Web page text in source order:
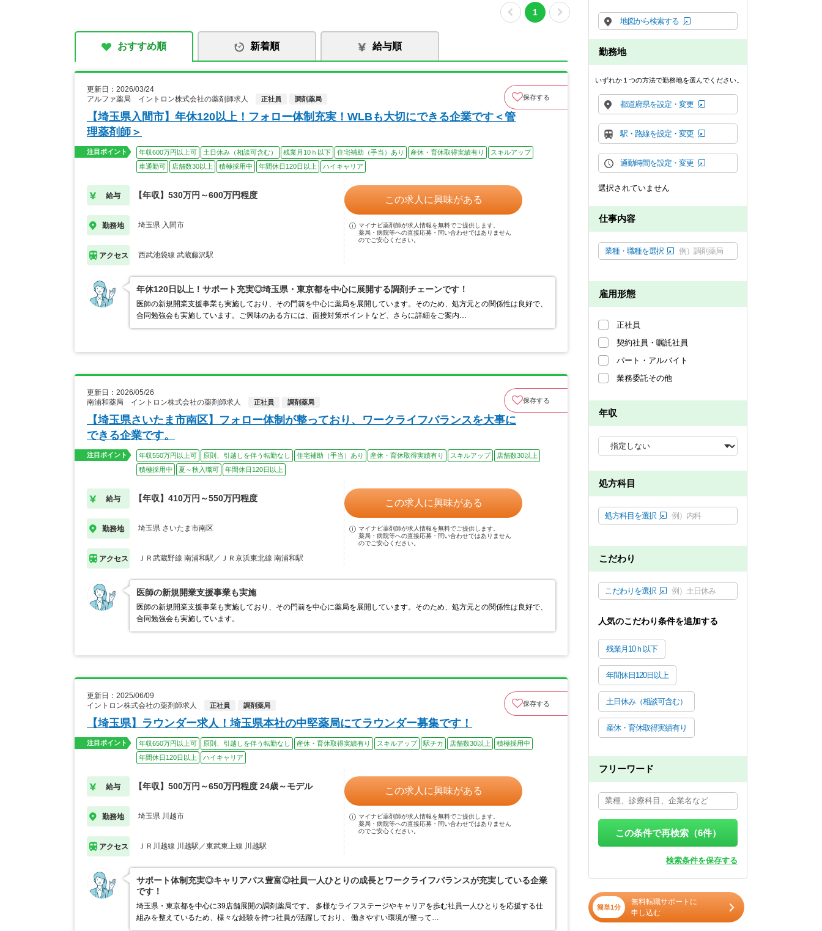
1
おすすめ順 新着順 給与順
更新日：2026/03/24
アルファ薬局 イントロン株式会社の薬剤師求人
正社員 調剤薬局 保存する
【埼玉県入間市】年休120以上！フォロー体制充実！WLBも大切にできる企業です＜管
理薬剤師＞
注目ポイント 年収600万円以上可 土日休み（相談可含む） 残業月10ｈ以下 住宅補助（手当）あり 産休・育休取得実績有り
スキルアップ
車通勤可
店舗数30以上 積極採用中 年間休日120日以上 ハイキャリア
給与 【年収】530万円～600万円程度
勤務地 埼玉県 入間市
アクセス 西武池袋線 武蔵藤沢駅
この求人に興味がある
マイナビ薬剤師が求人情報を無料でご提供します。
薬局・病院等への直接応募・問い合わせではありません
のでご安心ください。
年休120日以上！サポート充実◎埼玉県・東京都を中心に展開する調剤チェーンです！
医師の新規開業支援事業も実施しており、その門前を中心に薬局を展開しています。そのため、処方元との関係性は良好で、
合同勉強会も実施しています。ご興味のある方には、面接対策ポイントなど、さらに詳細をご案内…
更新日：2026/05/26
南浦和薬局 イントロン株式会社の薬剤師求人
正社員 調剤薬局 保存する
【埼玉県さいたま市南区】フォロー体制が整っており、ワークライフバランスを大事に
できる企業です。
注目ポイント 年収550万円以上可 原則、引越しを伴う転勤なし 住宅補助（手当）あり 産休・育休取得実績有り スキルアップ
店舗数30以上
積極採用中
夏～秋入職可 年間休日120日以上
給与 【年収】410万円～550万円程度
勤務地 埼玉県 さいたま市南区
アクセス ＪＲ武蔵野線 南浦和駅／ＪＲ京浜東北線 南浦和駅
この求人に興味がある
マイナビ薬剤師が求人情報を無料でご提供します。
薬局・病院等への直接応募・問い合わせではありません
のでご安心ください。
医師の新規開業支援事業も実施
医師の新規開業支援事業も実施しており、その門前を中心に薬局を展開しています。そのため、処方元との関係性は良好で、
合同勉強会も実施しています。
更新日：2025/06/09
イントロン株式会社の薬剤師求人
正社員 調剤薬局 保存する
【埼玉県】ラウンダー求人！埼玉県本社の中堅薬局にてラウンダー募集です！
注目ポイント 年収650万円以上可 原則、引越しを伴う転勤なし 産休・育休取得実績有り スキルアップ 駅チカ 店舗数30以上
積極採用中
年間休日120日以上
ハイキャリア
給与 【年収】500万円～650万円程度 24歳～モデル
勤務地 埼玉県 川越市
アクセス ＪＲ川越線 川越駅／東武東上線 川越駅
この求人に興味がある
マイナビ薬剤師が求人情報を無料でご提供します。
薬局・病院等への直接応募・問い合わせではありません
のでご安心ください。
サポート体制充実◎キャリアパス豊富◎社員一人ひとりの成長とワークライフバランスが充実している企業
です！
埼玉県・東京都を中心に39店舗展開の調剤薬局です。 多様なライフステージやキャリアを歩む社員一人ひとりを応援する仕
組みを整えているため、様々な経験を持つ社員が活躍しており、 働きやすい環境が整って…
地図から検索する
勤務地
いずれか１つの方法で勤務地を選んでください。
都道府県を設定・変更
駅・路線を設定・変更
通勤時間を設定・変更
選択されていません
仕事内容
業種・職種を選択 例）調剤薬局
雇用形態
正社員
契約社員・嘱託社員
パート・アルバイト
業務委託その他
年収
処方科目
処方科目を選択 例）内科
こだわり
こだわりを選択 例）土日休み
人気のこだわり条件を追加する
残業月10ｈ以下
年間休日120日以上
土日休み（相談可含む）
産休・育休取得実績有り
フリーワード
この条件で再検索（6件）
検索条件を保存する
簡単1分
無料転職サポートに
申し込む